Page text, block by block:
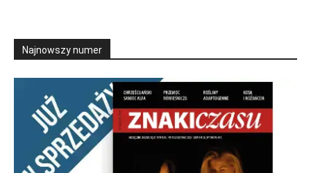
Najnowszy numer